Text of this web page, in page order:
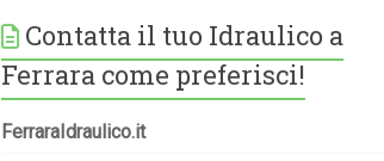
Contatta il tuo Idraulico a
Ferrara come preferisci!
FerraraIdraulico.it